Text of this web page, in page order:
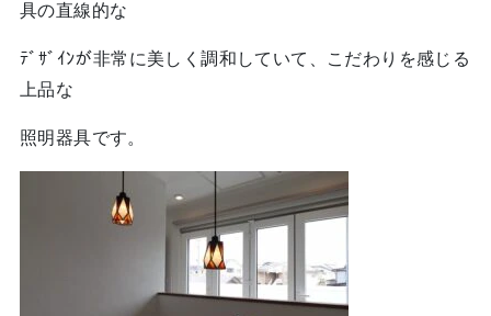
具の直線的な
ﾃﾞｻﾞｲﾝが非常に美しく調和していて、こだわりを感じる
上品な
照明器具です。